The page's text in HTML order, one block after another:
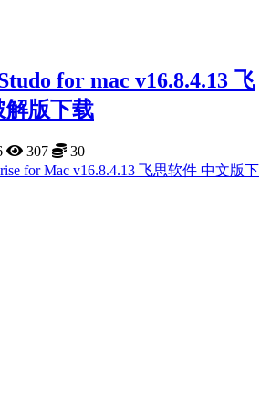
for mac v16.8.4.13 飞
解版下载
307 30